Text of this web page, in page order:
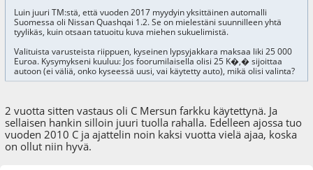
Luin juuri TM:stä, että vuoden 2017 myydyin yksittäinen automalli
Suomessa oli Nissan Quashqai 1.2. Se on mielestäni suunnilleen yhtä
tyylikäs, kuin otsaan tatuoitu kuva miehen sukuelimistä.
Valituista varusteista riippuen, kyseinen lypsyjakkara maksaa liki 25 000
Euroa. Kysymykseni kuuluu: Jos foorumilaisella olisi 25 K�,� sijoittaa
autoon (ei väliä, onko kyseessä uusi, vai käytetty auto), mikä olisi valinta?
2 vuotta sitten vastaus oli C Mersun farkku käytettynä. Ja
sellaisen hankin silloin juuri tuolla rahalla. Edelleen ajossa tuo
vuoden 2010 C ja ajattelin noin kaksi vuotta vielä ajaa, koska
on ollut niin hyvä.